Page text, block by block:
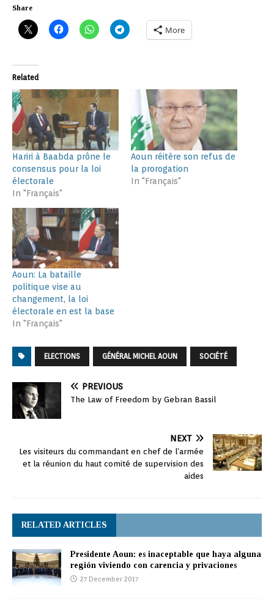
Share
More
Related
Hariri à Baabda prône le
consensus pour la loi
électorale
In "Français"
Aoun réitère son refus de
la prorogation
In "Français"
Aoun: La bataille
politique vise au
changement, la loi
électorale en est la base
In "Français"
ELECTIONS GÉNÉRAL MICHEL AOUN SOCIÉTÉ
PREVIOUS
The Law of Freedom by Gebran Bassil
NEXT
Les visiteurs du commandant en chef de l’armée
et la réunion du haut comité de supervision des
aides
RELATED ARTICLES
Presidente Aoun: es inaceptable que haya alguna
región viviendo con carencia y privaciones
27 December 2017